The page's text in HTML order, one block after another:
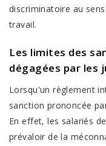
discriminatoire au
travail.
Les limites des
dégagées par les
Lorsqu'un règlement
sanction prononcée
En effet, les salariés
prévaloir de la